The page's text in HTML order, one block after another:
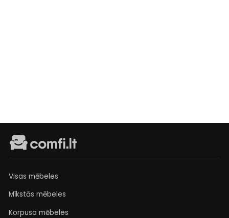
Visas mēbeles
Mīkstās mēbeles
Korpusa mēbeles